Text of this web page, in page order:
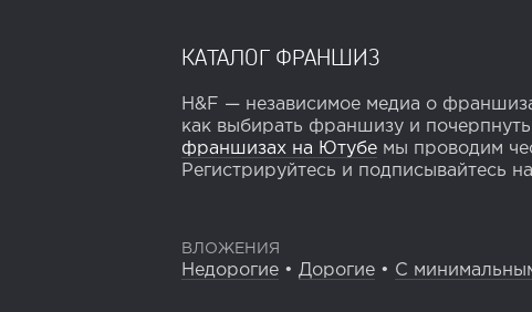
КАТАЛОГ ФРАНШИЗ
H&F — независимое медиа о
как выбирать франшизу и
франшизах на Ютубе мы проводим
Регистрируйтесь и подписывайтесь
ВЛОЖЕНИЯ
Недорогие • Дорогие • С